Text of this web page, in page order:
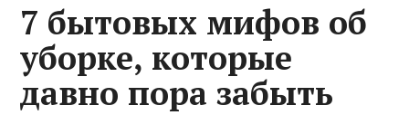
7 бытовых мифов об
уборке, которые
давно пора забыть